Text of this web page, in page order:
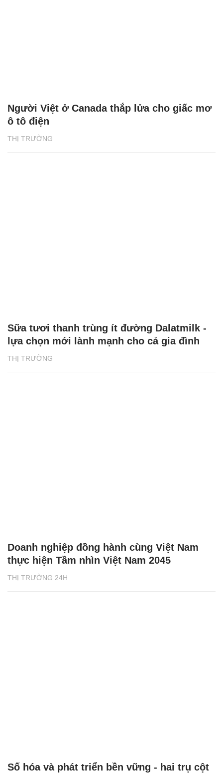
THỊ TRƯỜNG
Người Việt ở Canada thắp lửa cho giấc mơ
ô tô điện
THỊ TRƯỜNG
Sữa tươi thanh trùng ít đường Dalatmilk -
lựa chọn mới lành mạnh cho cả gia đình
THỊ TRƯỜNG 24H
Doanh nghiệp đồng hành cùng Việt Nam
thực hiện Tầm nhìn Việt Nam 2045
Số hóa và phát triển bền vững - hai trụ cột